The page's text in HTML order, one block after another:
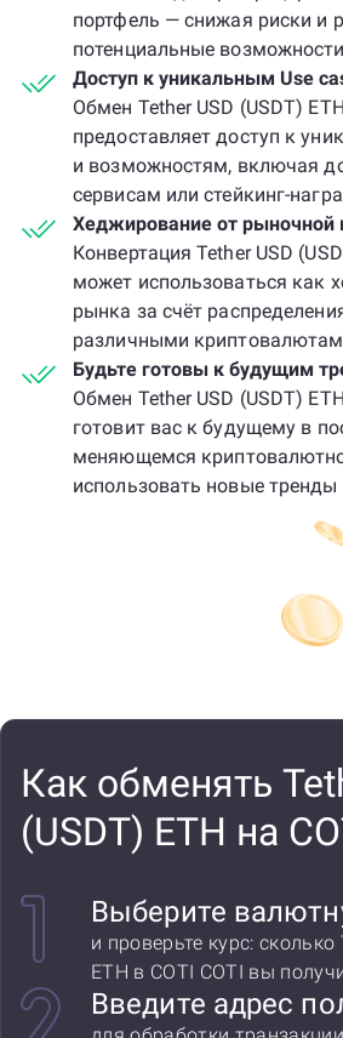
портфель — снижая риски и
потенциальные
Доступ к уникальным Use
Обмен Tether USD (USDT)
предоставляет доступ к
и возможностям, включая
сервисам или стейкинг-
Хеджирование от рыночной
Конвертация Tether USD
может использоваться как
рынка за счёт
различными
Будьте готовы к будущим
Обмен Tether USD (USDT)
готовит вас к будущему в
меняющемся
использовать новые тренды
Как обменять
(USDT) ETH на
Выберите
и проверьте курс: сколько
ETH в COTI COTI вы
Введите адрес